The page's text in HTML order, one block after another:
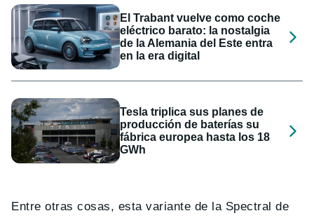
El Trabant vuelve como coche
eléctrico barato: la nostalgia
de la Alemania del Este entra
en la era digital
Tesla triplica sus planes de
producción de baterías su
fábrica europea hasta los 18
GWh
Entre otras cosas, esta variante de la Spectral de